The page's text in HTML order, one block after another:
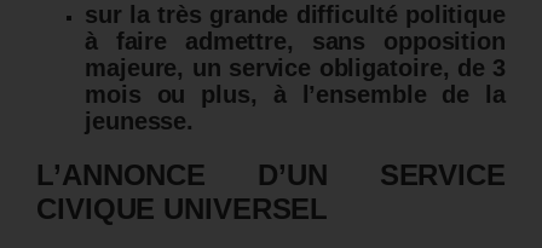
sur la très grande difficulté politique
à faire admettre, sans opposition
majeure, un service obligatoire, de 3
mois ou plus, à l’ensemble de la
jeunesse.
L’ANNONCE D’UN SERVICE
CIVIQUE UNIVERSEL